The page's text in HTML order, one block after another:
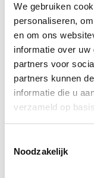
We gebruiken
personaliseren,
en om ons
informatie over
partners voor
partners kunnen
informatie die u
verzameld op
Noodzakelijk
Het kiezen
mogelijk
gitaarbevat.
postpunt
Familiebedrijf
MXR